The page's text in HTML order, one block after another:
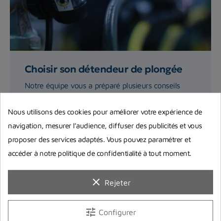
Choisir son détendeur de plongée
Notre équipe vous a préparé plusieurs conseils
différents critères...
Lire la suite
Nous utilisons des cookies pour améliorer votre expérience de
navigation, mesurer l’audience, diffuser des publicités et vous
proposer des services adaptés. Vous pouvez paramétrer et
accéder à notre politique de confidentialité à tout moment.
clear Rejeter
tune Configurer